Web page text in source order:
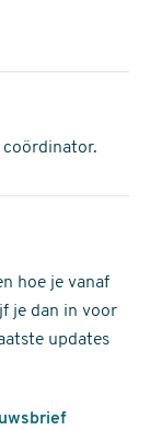
coördinator.
hoe je vanaf
je dan in voor
updates